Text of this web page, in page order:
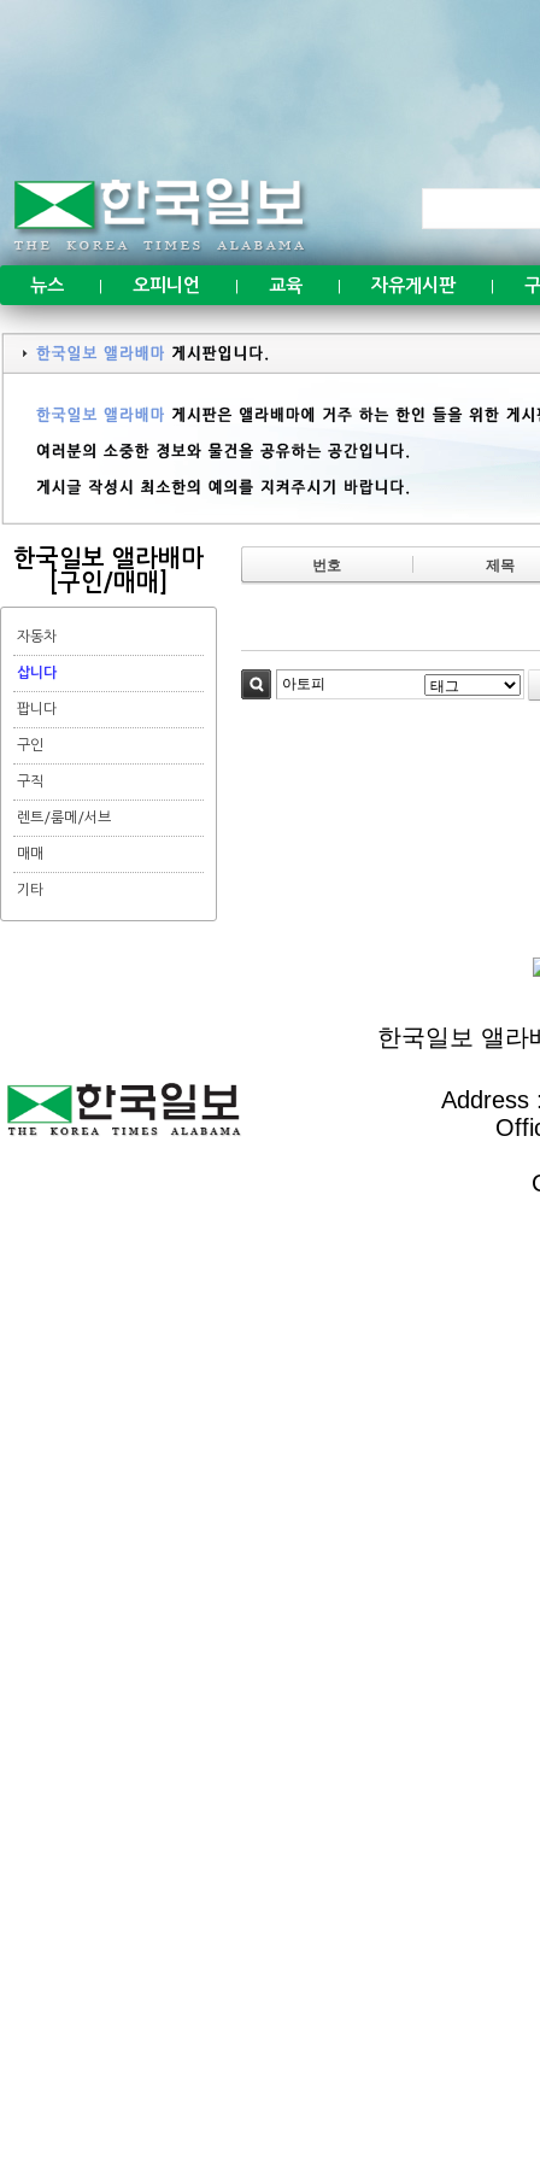
뉴스 오피니언 교육 자유게시판
한국일보 앨라배마
[구인/매매]
자동차
삽니다
팝니다
구인
구직
렌트/룸메/서브
매매
기타
번호 제목
한국일보 앨라
Address